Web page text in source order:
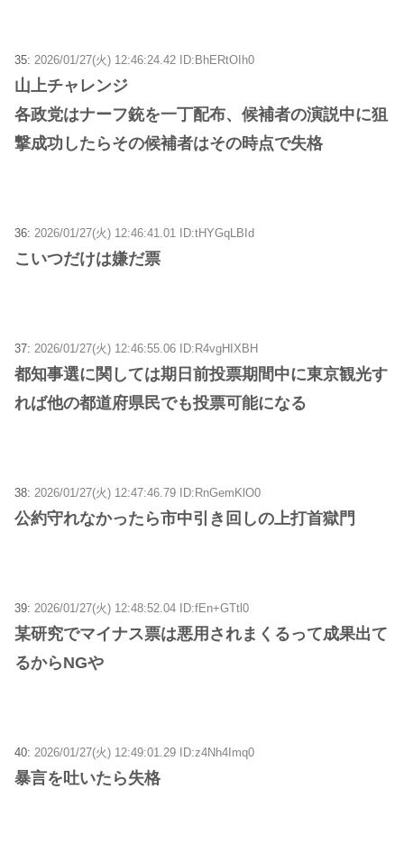
35: 2026/01/27(火) 12:46:24.42 ID:BhERtOIh0
山上チャレンジ
各政党はナーフ銃を一丁配布、候補者の演説中に狙
撃成功したらその候補者はその時点で失格
36: 2026/01/27(火) 12:46:41.01 ID:tHYGqLBId
こいつだけは嫌だ票
37: 2026/01/27(火) 12:46:55.06 ID:R4vgHIXBH
都知事選に関しては期日前投票期間中に東京観光す
れば他の都道府県民でも投票可能になる
38: 2026/01/27(火) 12:47:46.79 ID:RnGemKlO0
公約守れなかったら市中引き回しの上打首獄門
39: 2026/01/27(火) 12:48:52.04 ID:fEn+GTtl0
某研究でマイナス票は悪用されまくるって成果出て
るからNGや
40: 2026/01/27(火) 12:49:01.29 ID:z4Nh4Imq0
暴言を吐いたら失格